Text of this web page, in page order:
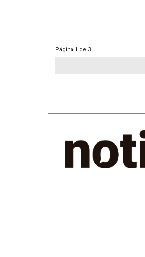
Página 1 de 3